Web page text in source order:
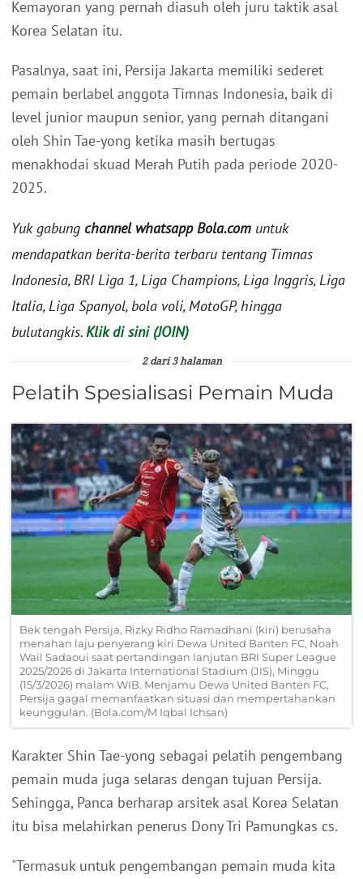
Kemayoran yang pernah diasuh oleh juru taktik asal
Korea Selatan itu.
Pasalnya, saat ini, Persija Jakarta memiliki sederet
pemain berlabel anggota Timnas Indonesia, baik di
level junior maupun senior, yang pernah ditangani
oleh Shin Tae-yong ketika masih bertugas
menakhodai skuad Merah Putih pada periode 2020-
2025.
Yuk gabung channel whatsapp Bola.com untuk
mendapatkan berita-berita terbaru tentang Timnas
Indonesia, BRI Liga 1, Liga Champions, Liga Inggris, Liga
Italia, Liga Spanyol, bola voli, MotoGP, hingga
bulutangkis.Klik di sini (JOIN)
2 dari 3 halaman
Pelatih Spesialisasi Pemain Muda
Bek tengah Persija, Rizky Ridho Ramadhani (kiri) berusaha
menahan laju penyerang kiri Dewa United Banten FC, Noah
Wail Sadaoui saat pertandingan lanjutan BRI Super League
2025/2026 di Jakarta International Stadium (JIS), Minggu
(15/3/2026) malam WIB. Menjamu Dewa United Banten FC,
Persija gagal memanfaatkan situasi dan mempertahankan
keunggulan. (Bola.com/M Iqbal Ichsan)
Karakter Shin Tae-yong sebagai pelatih pengembang
pemain muda juga selaras dengan tujuan Persija.
Sehingga, Panca berharap arsitek asal Korea Selatan
itu bisa melahirkan penerus Dony Tri Pamungkas cs.
"Termasuk untuk pengembangan pemain muda kita